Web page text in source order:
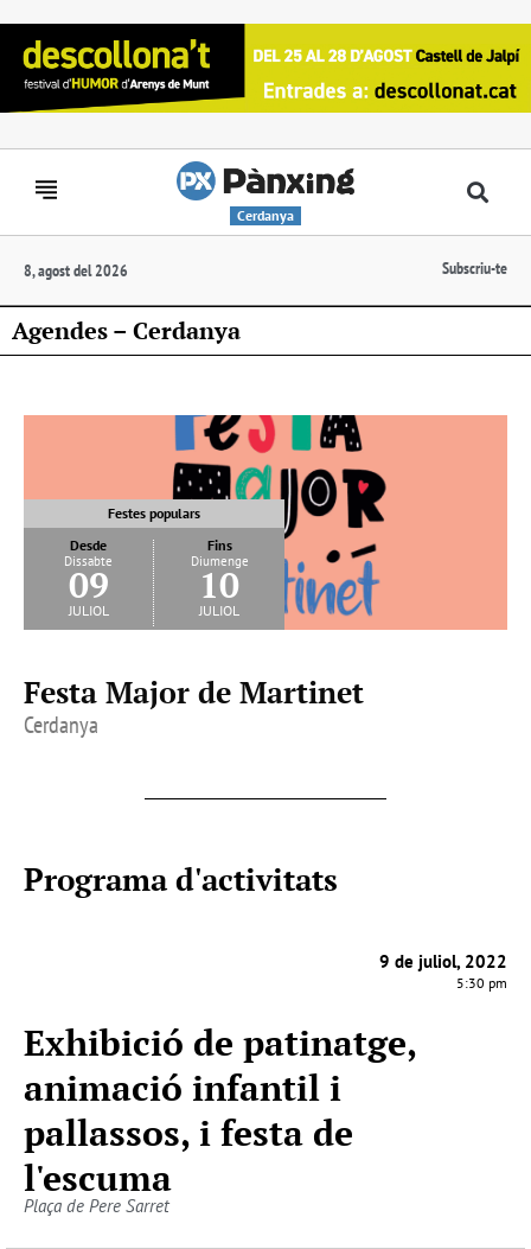
Cerdanya
8, agost del 2026 Subscriu-te
Agendes – Cerdanya
Festes populars
Desde
Dissabte
09
juliol
Fins
Diumenge
10
juliol
Festa Major de Martinet
Cerdanya
Programa d'activitats
9 de juliol, 2022
5:30 pm
Exhibició de patinatge,
animació infantil i
pallassos, i festa de
l'escuma
Plaça de Pere Sarret